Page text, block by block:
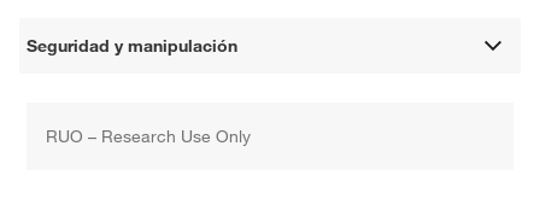
Seguridad y manipulación
RUO – Research Use Only